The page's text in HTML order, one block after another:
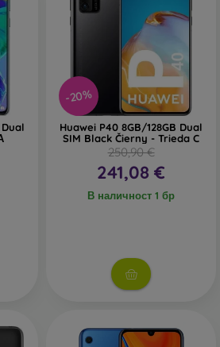
-20%
Huawei P40 8GB/128GB Dual
SIM Black Čierny - Trieda C
250,90 €
241,08 €
В наличност 1 бр